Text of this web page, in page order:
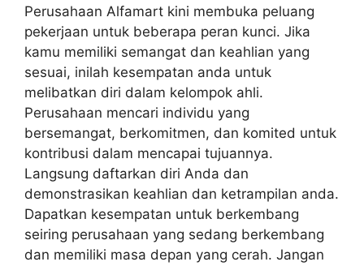
Perusahaan Alfamart kini membuka peluang
pekerjaan untuk beberapa peran kunci. Jika
kamu memiliki semangat dan keahlian yang
sesuai, inilah kesempatan anda untuk
melibatkan diri dalam kelompok ahli.
Perusahaan mencari individu yang
bersemangat, berkomitmen, dan komited untuk
kontribusi dalam mencapai tujuannya.
Langsung daftarkan diri Anda dan
demonstrasikan keahlian dan ketrampilan anda.
Dapatkan kesempatan untuk berkembang
seiring perusahaan yang sedang berkembang
dan memiliki masa depan yang cerah. Jangan